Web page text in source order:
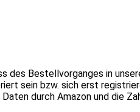
Bestellvorganges in
sein bzw. sich erst
durch Amazon und die